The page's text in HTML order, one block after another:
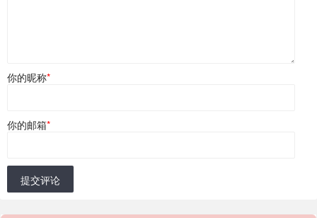
你的昵称*
你的邮箱*
提交评论